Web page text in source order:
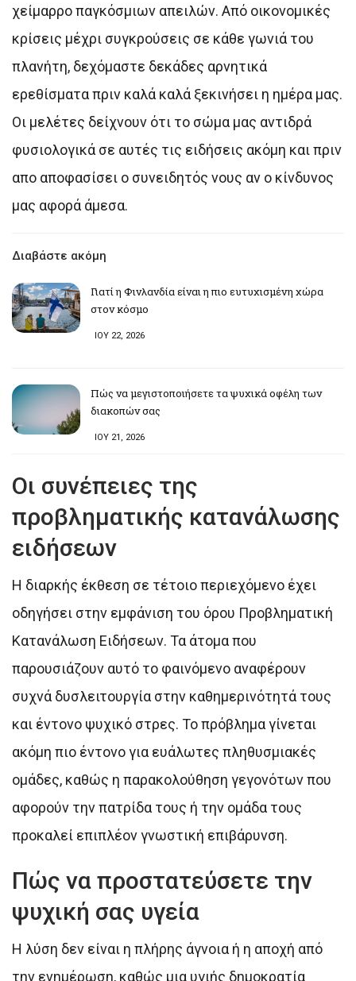
χείμαρρο παγκόσμιων απειλών. Από οικονομικές
κρίσεις μέχρι συγκρούσεις σε κάθε γωνιά του
πλανήτη, δεχόμαστε δεκάδες αρνητικά
ερεθίσματα πριν καλά καλά ξεκινήσει η ημέρα μας.
Οι μελέτες δείχνουν ότι το σώμα μας αντιδρά
φυσιολογικά σε αυτές τις ειδήσεις ακόμη και πριν
απο αποφασίσει ο συνειδητός νους αν ο κίνδυνος
μας αφορά άμεσα.
Διαβάστε ακόμη
Γιατί η Φινλανδία είναι η πιο ευτυχισμένη χώρα
στον κόσμο
ΙΟΥ 22, 2026
Πώς να μεγιστοποιήσετε τα ψυχικά οφέλη των
διακοπών σας
ΙΟΥ 21, 2026
Οι συνέπειες της
προβληματικής κατανάλωσης
ειδήσεων
Η διαρκής έκθεση σε τέτοιο περιεχόμενο έχει
οδηγήσει στην εμφάνιση του όρου Προβληματική
Κατανάλωση Ειδήσεων. Τα άτομα που
παρουσιάζουν αυτό το φαινόμενο αναφέρουν
συχνά δυσλειτουργία στην καθημερινότητά τους
και έντονο ψυχικό στρες. Το πρόβλημα γίνεται
ακόμη πιο έντονο για ευάλωτες πληθυσμιακές
ομάδες, καθώς η παρακολούθηση γεγονότων που
αφορούν την πατρίδα τους ή την ομάδα τους
προκαλεί επιπλέον γνωστική επιβάρυνση.
Πώς να προστατεύσετε την
ψυχική σας υγεία
Η λύση δεν είναι η πλήρης άγνοια ή η αποχή από
την ενημέρωση, καθώς μια υγιής δημοκρατία